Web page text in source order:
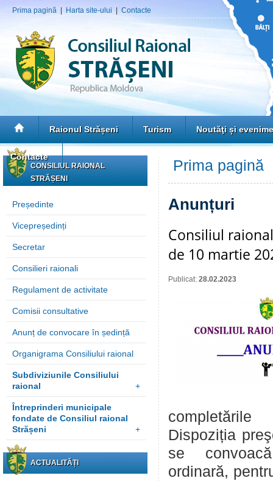
Prima pagină Harta site-ului Contacte
Raionul Strășeni Turism Noutăţi și
Contacte
CONSILIUL RAIONAL
STRĂȘENI
Președinte
Vicepreședinți
Secretar
Consilieri raionali
Regulament de activitate
Comisii consultative
Anunț de convocare în ședință
Organigrama Consiliului raional
Subdiviziunile Consiliului
raional
+
Întreprinderi municipale
fondate de Consiliul raional
Strășeni
+
ACTUALITĂȚI
Prima pagină
Anunțuri
Consiliul
de 10 martie
Publicat: 28.02.2023
Dispoziția
se
ordinară,